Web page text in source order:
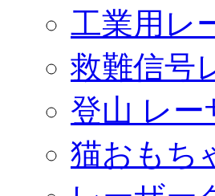
工業用レ
救難信号
登山 レ
猫おもち